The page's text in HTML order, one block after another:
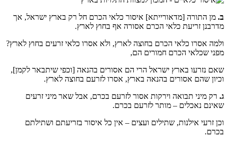
ב. מן התורה [מדאורייתא] איסור כלאי הכרם חל רק בארץ ישראל, אך
מדרבנן זריעת כלאי הכרם אסורה אף בחוץ לארץ.
ולמה אסרו כלאי הכרם בחוצה לארץ, ולא אסרו כלאי זרעים בחוץ לארץ?
מפני שכלאי הכרם חמורים הם,
שאם נזרעו בארץ ישראל הרי הם אסורים בהנאה [וכפי שיתבאר לקמן],
וכיון שהם אסורים בהנאה בארץ, אסרו לזרעם בחוצה לארץ.
ג. רק מיני תבואה וירקות אסור לזרעם בכרם, אבל שאר מיני זרעים
שאינם נאכלים – מותר לזרעם בכרם.
וכן זרעי אילנות, שתילים ועצים – אין כל איסור בזריעתם ושתילתם
בכרם.